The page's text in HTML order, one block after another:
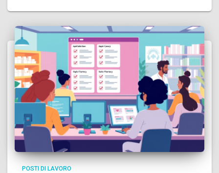
POSTI DI LAVORO